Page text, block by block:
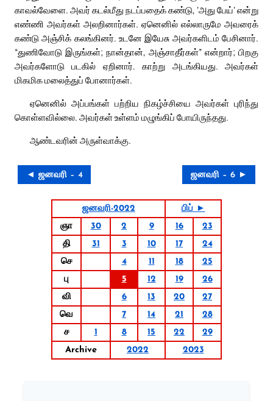
காவல்வேளை. அவர் கடல்மீது நடப்பதைக் கண்டு, ‘அது பேய்’ என்று
எண்ணி அவர்கள் அலறினார்கள். ஏனெனில் எல்லாருமே அவரைக்
கண்டு அஞ்சிக் கலங்கினர். உடனே இயேசு அவர்களிடம் பேசினார்.
“துணிவோடு இருங்கள்; நான்தான், அஞ்சாதீர்கள்” என்றார்; பிறகு
அவர்களோடு படகில் ஏறினார். காற்று அடங்கியது. அவர்கள்
மிகமிக மலைத்துப் போனார்கள்.
ஏனெனில் அப்பங்கள் பற்றிய நிகழ்ச்சியை அவர்கள் புரிந்து
கொள்ளவில்லை. அவர்கள் உள்ளம் மழுங்கிப் போயிருந்தது.
ஆண்டவரின் அருள்வாக்கு.
◄ ஜனவரி – 4 ஜனவரி – 6 ►
ஜனவரி-2022
பிப் ►
ஞா
30 2 9 16
23
தி
31 3 10 17
24
செ
4 11 18
25
பு
5 12 19
26
வி
6 13 20
27
வெ
7 14 21
28
ச
1 8 15 22
29
Archive
2022 2023